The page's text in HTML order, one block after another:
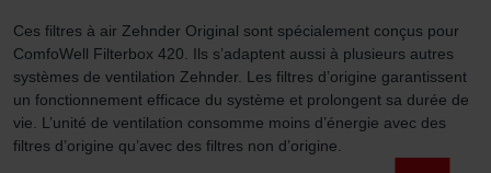
les cookies déjà enregistrés via un navigateur Web ou
tout autre logiciel correspondant. Cette opération peut
être réalisée à partir de n’importe quel navigateur Web
usuel. Si l’utilisateur concerné désactive l’enregistrement
des cookies au sein du navigateur Web utilisé, il se peut
Ces filtres à air Zehnder Original sont spécialement conçus pour
ComfoWell Filterbox 420. Ils s’adaptent aussi à plusieurs autres
systèmes de ventilation Zehnder. Les filtres d’origine garantissent
un fonctionnement efficace du système et prolongent sa durée de
vie. L’unité de ventilation consomme moins d’énergie avec des
filtres d’origine qu’avec des filtres non d’origine.